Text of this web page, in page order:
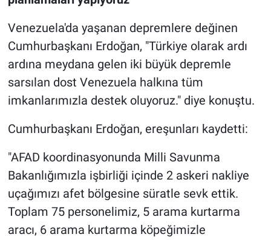
Venezuela'da yaşanan depremlere değinen
Cumhurbaşkanı Erdoğan, "Türkiye olarak ardı
ardına meydana gelen iki büyük depremle
sarsılan dost Venezuela halkına tüm
imkanlarımızla destek oluyoruz." diye konuştu.
Cumhurbaşkanı Erdoğan, ereşunları kaydetti:
"AFAD koordinasyonunda Milli Savunma
Bakanlığımızla işbirliği içinde 2 askeri nakliye
uçağımızı afet bölgesine süratle sevk ettik.
Toplam 75 personelimiz, 5 arama kurtarma
aracı, 6 arama kurtarma köpeğimizle